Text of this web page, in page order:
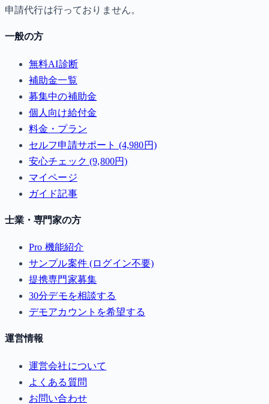
申請代行は行っておりません。
一般の方
無料AI診断
補助金一覧
募集中の補助金
個人向け給付金
料金・プラン
セルフ申請サポート (4,980円)
安心チェック (9,800円)
マイページ
ガイド記事
士業・専門家の方
Pro 機能紹介
サンプル案件 (ログイン不要)
提携専門家募集
30分デモを相談する
デモアカウントを希望する
運営情報
運営会社について
よくある質問
お問い合わせ